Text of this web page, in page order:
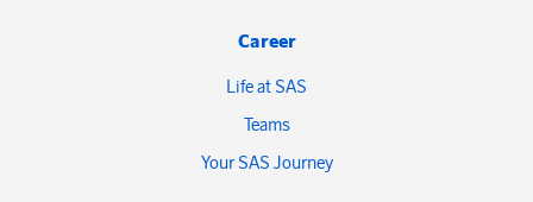
Career
Life at SAS
Teams
Your SAS Journey